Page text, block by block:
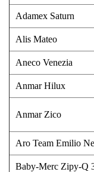
Adamex Saturn
Alis Mateo
Aneco Venezia
Anmar Hilux
Anmar Zico
Aro Team Emilio
Baby-Merc Zipy-Q